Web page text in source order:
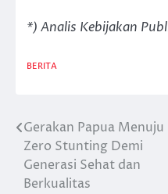
*) Analis Kebijakan
BERITA
Post
navigation
Gerakan Papua Menuju
Zero Stunting Demi
Generasi Sehat dan
Berkualitas